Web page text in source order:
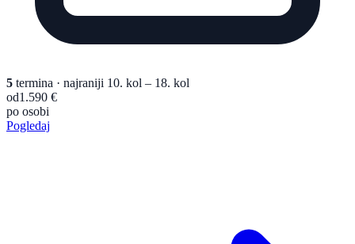
5 termina · najraniji 10. kol – 18. kol
od1.590 €
po osobi
Pogledaj